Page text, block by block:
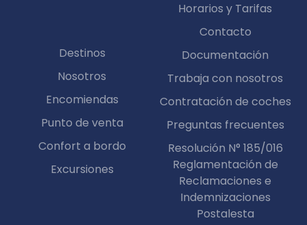
Destinos
Nosotros
Encomiendas
Punto de venta
Confort a bordo
Excursiones
Horarios y Tarifas
Contacto
Documentación
Trabaja con nosotros
Contratación de coches
Preguntas frecuentes
Resolución N° 185/016
Reglamentación de
Reclamaciones e
Indemnizaciones
Postalesta